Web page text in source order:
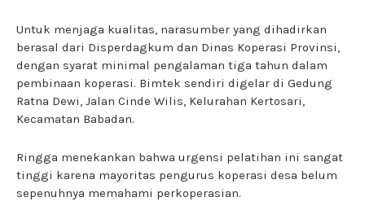
Untuk menjaga kualitas, narasumber yang dihadirkan
berasal dari Disperdagkum dan Dinas Koperasi Provinsi,
dengan syarat minimal pengalaman tiga tahun dalam
pembinaan koperasi. Bimtek sendiri digelar di Gedung
Ratna Dewi, Jalan Cinde Wilis, Kelurahan Kertosari,
Kecamatan Babadan.
Ringga menekankan bahwa urgensi pelatihan ini sangat
tinggi karena mayoritas pengurus koperasi desa belum
sepenuhnya memahami perkoperasian.